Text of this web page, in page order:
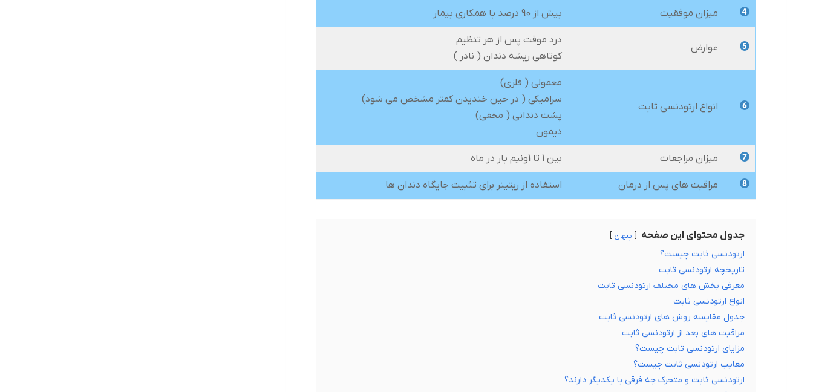
میزان موفقیت بیش از 90 درصد با همکاری بیمار
عوارض
درد موقت پس از هر تنظیم
کوتاهی ریشه دندان ( نادر )
انواع ارتودنسی ثابت
معمولی ( فلزی)
سرامیکی ( در حین خندیدن کمتر مشخص می شود)
پشت دندانی ( مخفی)
دیمون
میزان مراجعات بین 1 تا 1ونیم بار در ماه
مراقبت های پس از درمان استفاده از ریتینر برای تثبیت جایگاه دندان ها
جدول محتوای این صفحه پنهان
ارتودنسی ثابت چیست؟
تاریخچه ارتودنسی ثابت
معرفی بخش های مختلف ارتودنسی ثابت
انواع ارتودنسی ثابت
جدول مقایسه روش های ارتودنسی ثابت
مراقبت های بعد از ارتودنسی ثابت
مزایای ارتودنسی ثابت چیست؟
معایب ارتودنسی ثابت چیست؟
ارتودنسی ثابت و متحرک چه فرقی با یکدیگر دارند؟